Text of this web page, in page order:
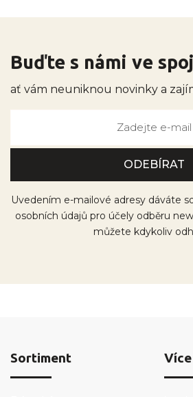
Buďte s námi ve
ať vám neuniknou novinky a
Uvedením e-mailové adresy dáváte
osobních údajů pro účely odběru
můžete kdykoliv
Sortiment